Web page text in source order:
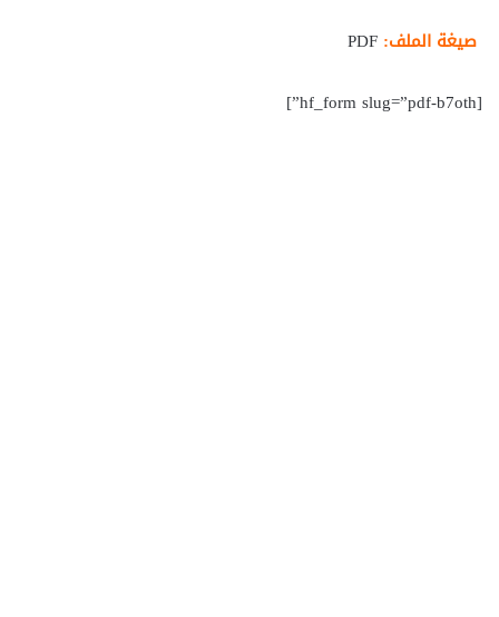
صيغة الملف:
[hf_form slug=”pdf-b7oth”]